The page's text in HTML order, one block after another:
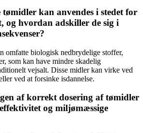
kan anvendes i stedet for
og hvordan adskiller de sig i
omfatte biologisk nedbrydelige stoffer,
som kan have mindre skadelig
vejsalt. Disse midler kan virke ved
ved at forsinke isdannelse.
af korrekt dosering af tømidler
og miljømæssige